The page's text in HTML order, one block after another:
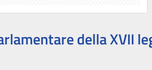
della XVII